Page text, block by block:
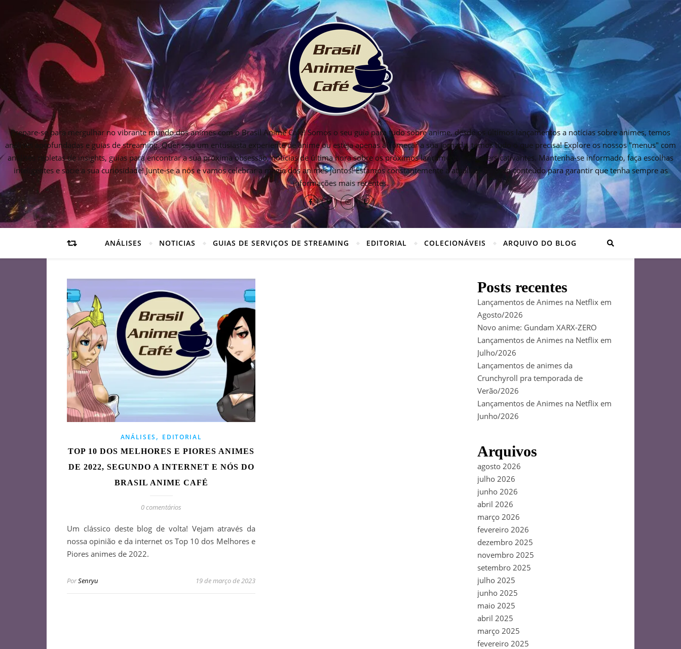
Prepare-se para mergulhar no vibrante mundo dos animes com o Brasil Anime Cafe! Somos o seu guia para tudo sobre anime, desde os últimos lançamentos a notícias sobre animes, temos
análises aprofundadas e guias de streaming. Quer seja um entusiasta experiente de anime ou esteja apenas a começar a sua jornada, temos tudo o que precisa! Explore os nossos "menus" com
análises repletas de insights, guias para encontrar a sua próxima obsessão, notícias de última hora sobre os próximos lançamentos e trailers cativantes. Mantenha-se informado, faça escolhas
inteligentes e sacie a sua curiosidade! Junte-se a nós e vamos celebrar a magia dos animes juntos! Estamos constantemente a atualizar o nosso conteúdo para garantir que tenha sempre as
informações mais recentes.
ANÁLISES NOTICIAS GUIAS DE SERVIÇOS DE STREAMING EDITORIAL COLECIONÁVEIS ARQUIVO DO BLOG
ANÁLISES , EDITORIAL
TOP 10 DOS MELHORES E PIORES ANIMES
DE 2022, SEGUNDO A INTERNET E NÓS DO
BRASIL ANIME CAFÉ
0 comentários
Um clássico deste blog de volta! Vejam através da
nossa opinião e da internet os Top 10 dos Melhores e
Piores animes de 2022.
PorSenryu 19 de março de 2023
Posts recentes
Lançamentos de Animes na Netflix em
Agosto/2026
Novo anime: Gundam XARX-ZERO
Lançamentos de Animes na Netflix em
Julho/2026
Lançamentos de animes da
Crunchyroll pra temporada de
Verão/2026
Lançamentos de Animes na Netflix em
Junho/2026
Arquivos
agosto 2026
julho 2026
junho 2026
abril 2026
março 2026
fevereiro 2026
dezembro 2025
novembro 2025
setembro 2025
julho 2025
junho 2025
maio 2025
abril 2025
março 2025
fevereiro 2025